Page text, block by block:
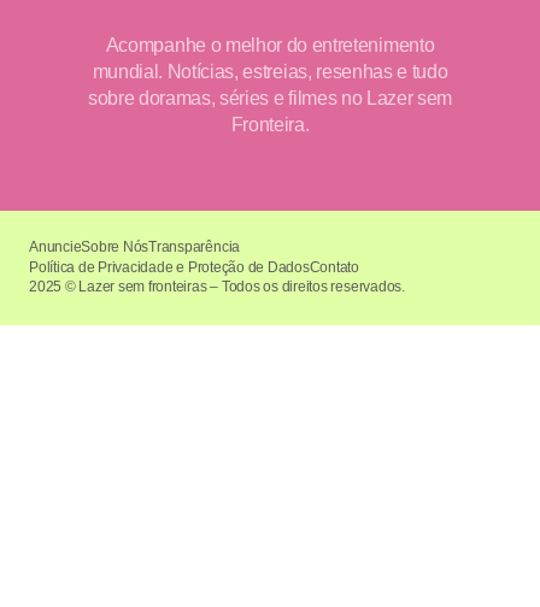
Acompanhe o melhor do entretenimento
mundial. Notícias, estreias, resenhas e tudo
sobre doramas, séries e filmes no Lazer sem
Fronteira.
2025 © Lazer sem fronteiras – Todos os direitos reservados.
AnuncieSobre NósTransparência
Política de Privacidade e Proteção de DadosContato